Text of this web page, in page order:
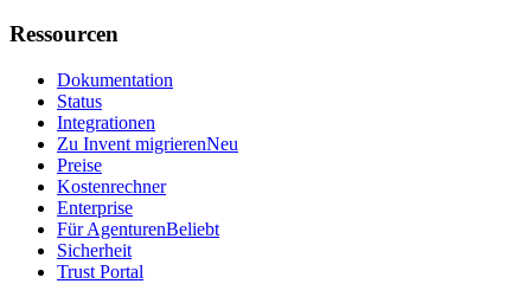
Ressourcen
Dokumentation
Status
Integrationen
Zu Invent migrierenNeu
Preise
Kostenrechner
Enterprise
Für AgenturenBeliebt
Sicherheit
Trust Portal